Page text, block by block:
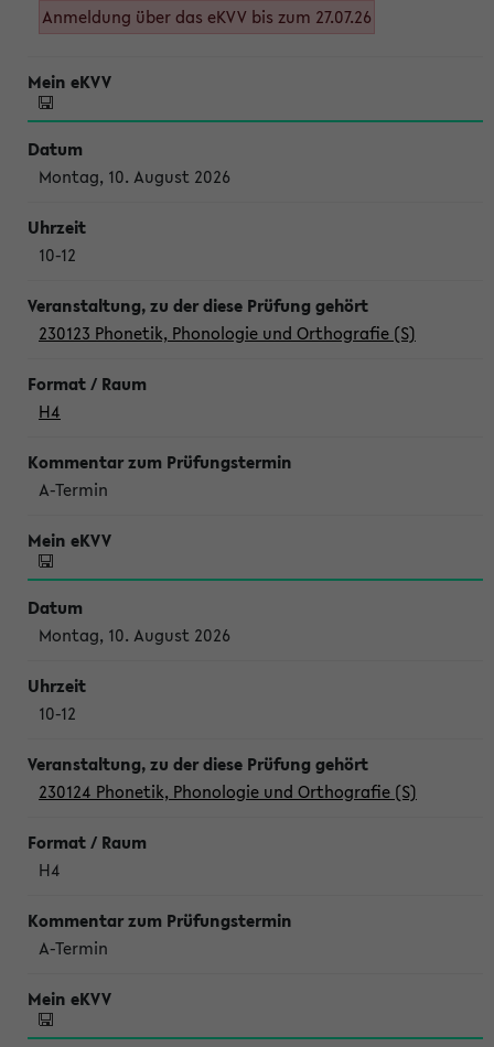
Anmeldung über das eKVV bis zum 27.07.26
Montag, 10. August 2026
10-12
230123 Phonetik, Phonologie und Orthografie (S)
H4
A-Termin
Montag, 10. August 2026
10-12
230124 Phonetik, Phonologie und Orthografie (S)
H4
A-Termin